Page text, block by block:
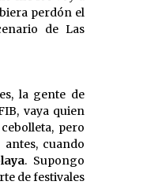
perdón el
de Las
la gente de
vaya quien
pero
cuando
. Supongo
de festivales